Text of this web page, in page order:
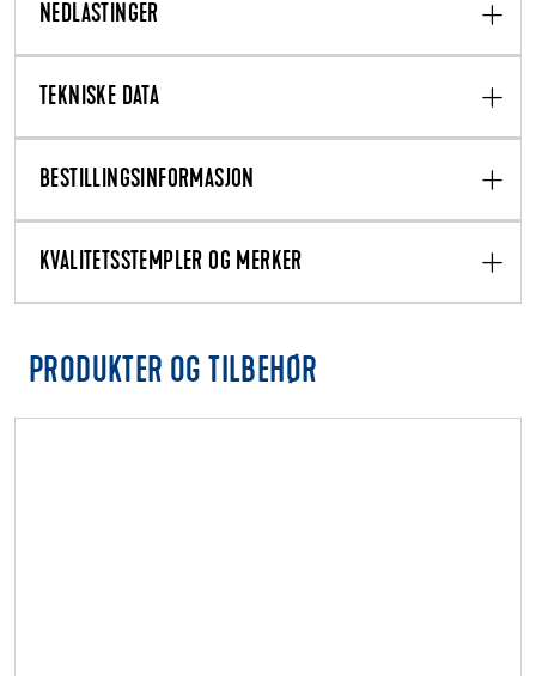
NEDLASTINGER
TEKNISKE DATA
BESTILLINGSINFORMASJON
KVALITETSSTEMPLER OG MERKER
PRODUKTER OG TILBEHØR